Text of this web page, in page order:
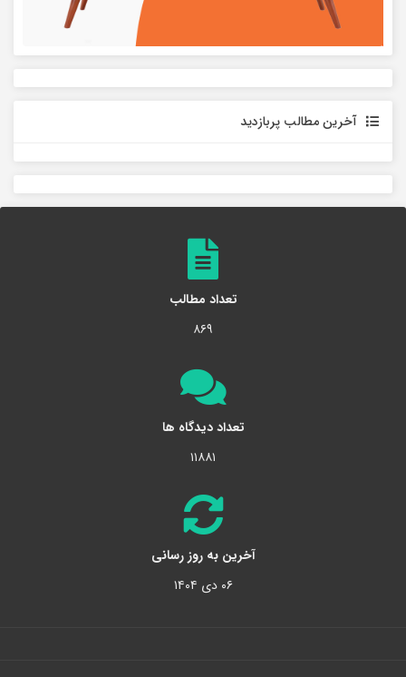
آخرین مطالب پربازدید
تعداد مطالب
۸۶۹
تعداد دیدگاه ها
۱۱۸۸۱
آخرین به روز رسانی
۰۶ دی ۱۴۰۴